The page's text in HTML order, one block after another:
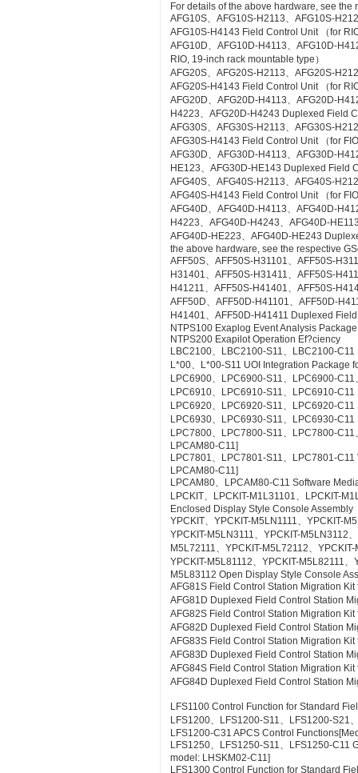
For details of the above hardware, see the
AFG10S、AFG10S-H2113、AFG10S-
AFG10S-H4143 Field Control Unit （for
AFG10D、AFG10D-H4113、AFG10D-
RIO, 19-inch rack mountable type）
AFG20S、AFG20S-H2113、AFG20S-
AFG20S-H4143 Field Control Unit （for
AFG20D、AFG20D-H4113、AFG20D-
H4223、AFG20D-H4243 Duplexed Field
AFG30S、AFG30S-H2113、AFG30S-
AFG30S-H4143 Field Control Unit （for
AFG30D、AFG30D-H4113、AFG30D-
HE123、AFG30D-HE143 Duplexed Field
AFG40S、AFG40S-H2113、AFG40S-
AFG40S-H4143 Field Control Unit （for
AFG40D、AFG40D-H4113、AFG40D-
H4223、AFG40D-H4243、AFG40D-
AFG40D-HE223、AFG40D-HE243
the above hardware, see the respective
AFF50S、AFF50S-H31101、AFF50S-
H31401、AFF50S-H31411、AFF50S-
H41211、AFF50S-H41401、AFF50S-
AFF50D、AFF50D-H41101、AFF50D-
H41401、AFF50D-H41411 Duplexed
NTPS100 Exaplog Event Analysis Package
NTPS200 Exapilot Operation Ef?ciency
LBC2100、LBC2100-S11、LBC2100-
L*00、L*00-S11 UOI Integration Package
LPC6900、LPC6900-S11、LPC6900-
LPC6910、LPC6910-S11、LPC6910-
LPC6920、LPC6920-S11、LPC6920-
LPC6930、LPC6930-S11、LPC6930-
LPC7800、LPC7800-S11、LPC7800-
LPCAM80-C11]
LPC7801、LPC7801-S11、LPC7801-
LPCAM80-C11]
LPCAM80、LPCAM80-C11 Software
LPCKIT、LPCKIT-M1L31101、LPCKIT-
Enclosed Display Style Console Assembly
YPCKIT、YPCKIT-M5LN1111、YPCKIT-
YPCKIT-M5LN3111、YPCKIT-M5LN3112
M5L72111、YPCKIT-M5L72112、
YPCKIT-M5L81112、YPCKIT-M5L82111
M5L83112 Open Display Style Console
AFG81S Field Control Station Migration Kit
AFG81D Duplexed Field Control Station
AFG82S Field Control Station Migration Kit
AFG82D Duplexed Field Control Station
AFG83S Field Control Station Migration Kit
AFG83D Duplexed Field Control Station
AFG84S Field Control Station Migration Kit
AFG84D Duplexed Field Control Station
LFS1100 Control Function for Standard
LFS1200、LFS1200-S11、LFS1200-S21
LFS1200-C31 APCS Control
LFS1250、LFS1250-S11、LFS1250-C11
model: LHSKM02-C11]
LFS1300 Control Function for Standard